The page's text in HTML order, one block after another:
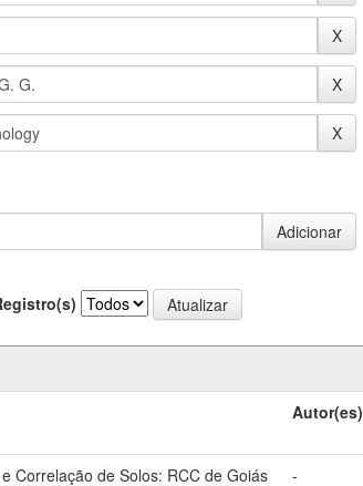
Autor(es)
Correlação de Solos: RCC de Goiás
-